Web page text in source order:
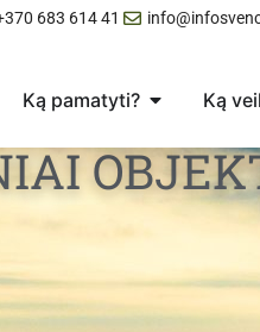
683 614 41
Ką pamatyti? Ką